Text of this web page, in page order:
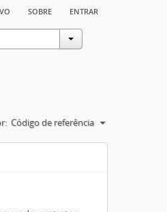
sobre entrar
Código de referência